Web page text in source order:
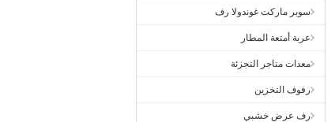
سوبر ماركت غوندولا رف
عربة أمتعة المطار
معدات متاجر التجزئة
رفوف التخزين
رف عرض خشبي